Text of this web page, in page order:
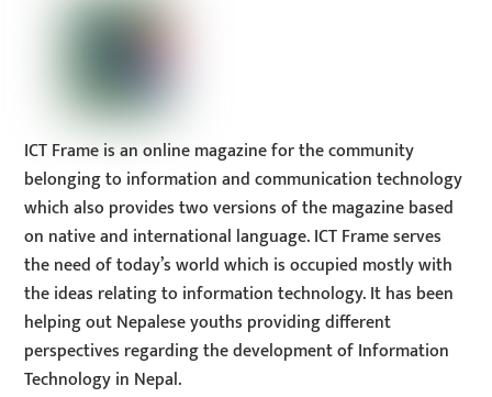
ICT Frame is an online magazine for the community
belonging to information and communication technology
which also provides two versions of the magazine based
on native and international language. ICT Frame serves
the need of today’s world which is occupied mostly with
the ideas relating to information technology. It has been
helping out Nepalese youths providing different
perspectives regarding the development of Information
Technology in Nepal.